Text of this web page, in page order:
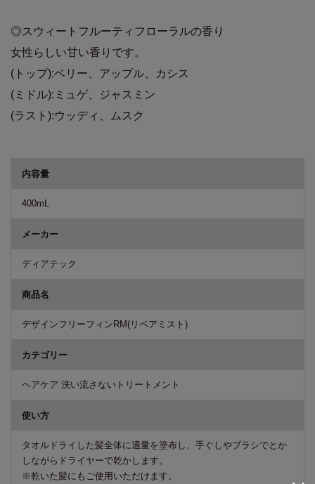
◎スウィートフルーティフローラルの香り
女性らしい甘い香りです。
(トップ):ベリー、アップル、カシス
(ミドル):ミュゲ、ジャスミン
(ラスト):ウッディ、ムスク
内容量
400mL
メーカー
ディアテック
商品名
デザインフリーフィンRM(リペアミスト)
カテゴリー
ヘアケア 洗い流さないトリートメント
使い方
タオルドライした髪全体に適量を塗布し、手ぐしやブラシでとか
しながらドライヤーで乾かします。
※乾いた髪にもご使用いただけます。